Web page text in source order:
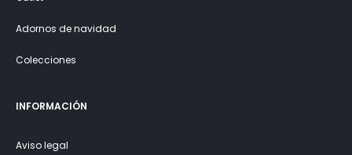
Adornos de navidad
Colecciones
INFORMACIÓN
Aviso legal